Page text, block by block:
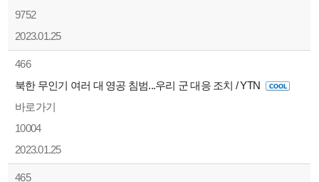
9752
2023.01.25
466
북한 무인기 여러 대 영공 침범...우리 군 대응 조치 / YTN
바로가기
10004
2023.01.25
465